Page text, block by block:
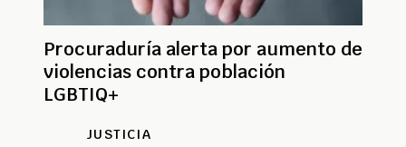
Procuraduría alerta por aumento de
violencias contra población
LGBTIQ+
JUSTICIA